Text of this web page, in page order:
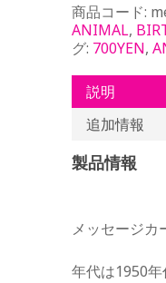
商品コード:
ANIMAL,
グ: 700YEN,
説明
追加情報
製品情報
メッセージカ
年代は1950年